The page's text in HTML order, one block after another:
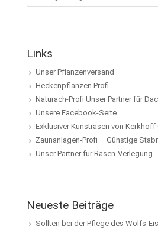
Links
Unser Pflanzenversand
Heckenpflanzen Profi
Naturach-Profi Unser Partner für
Unsere Facebook-Seite
Exklusiver Kunstrasen von Kerkhoff
Zaunanlagen-Profi – Günstige
Unser Partner für Rasen-Verlegung
Neueste Beiträge
Sollten bei der Pflege des Wolfs-